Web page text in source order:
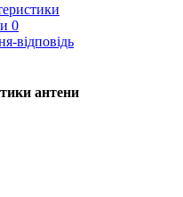
0
відповідь
антени